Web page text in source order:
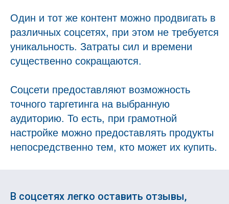
Один и тот же контент можно продвигать в
различных соцсетях, при этом не требуется
уникальность. Затраты сил и времени
существенно сокращаются.
Соцсети предоставляют возможность
точного таргетинга на выбранную
аудиторию. То есть, при грамотной
настройке можно предоставлять продукты
непосредственно тем, кто может их купить.
В соцсетях легко оставить отзывы,